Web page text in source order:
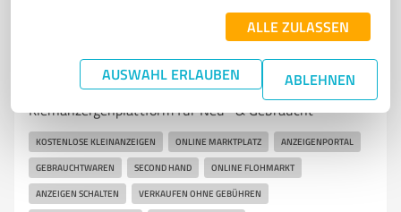
ALLE ZULASSEN
AUSWAHL ERLAUBEN ABLEHNEN
Kleinanzeigenzone
KleinanzeigenZone.de – Kostenlose
Kleinanzeigenplattform für Neu- & Gebraucht
KOSTENLOSE KLEINANZEIGEN ONLINE MARKTPLATZ ANZEIGENPORTAL
GEBRAUCHTWAREN SECOND HAND ONLINE FLOHMARKT
ANZEIGEN SCHALTEN VERKAUFEN OHNE GEBÜHREN